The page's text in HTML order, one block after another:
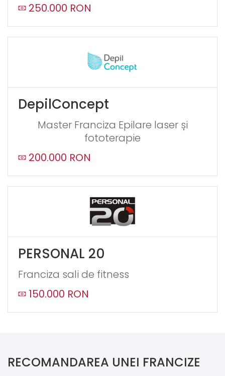
250.000 RON
DepilConcept
Master Franciza Epilare laser și
fototerapie
200.000 RON
PERSONAL 20
Franciza sali de fitness
150.000 RON
RECOMANDAREA UNEI FRANCIZE